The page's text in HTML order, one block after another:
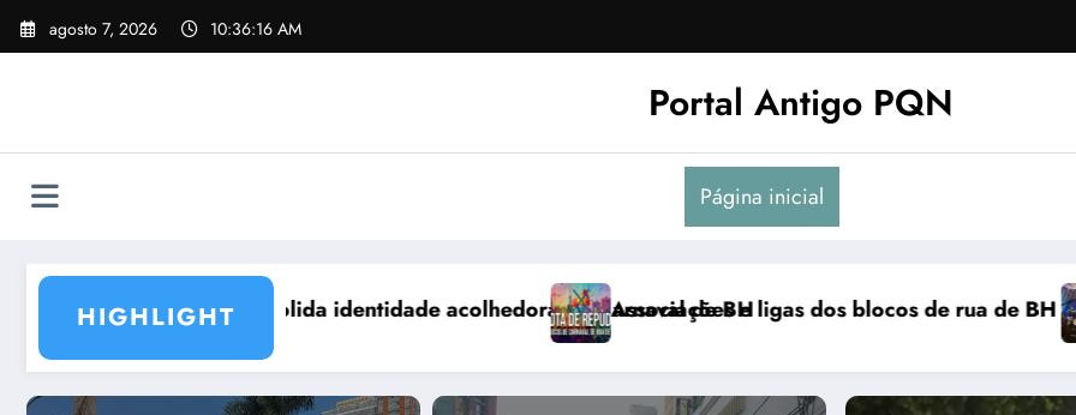
Pular
para
agosto 7, 2026 10:36:18 AM
Portal Antigo PQN
Página inicial
HIGHLIGHT
no Carnaval de BH
Associações e ligas dos blocos de rua de BH se manifestam em nota de repúdio
Rocknights lança a primeira parte do DVD